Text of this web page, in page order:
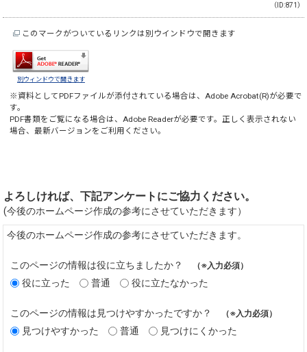
（ID:871）
このマークがついているリンクは別ウインドウで開きます
別ウィンドウで開きます
※資料としてPDFファイルが添付されている場合は、 Adobe Acrobat(R)が必要で
す。
PDF書類をご覧になる場合は、 Adobe Readerが必要です。正しく表示されない
場合、最新バージョンをご利用ください。